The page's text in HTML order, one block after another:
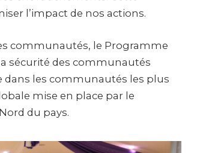
l’impact de nos actions.
communautés, le Programme
sécurité des communautés
dans les communautés les plus
mise en place par le
du pays.